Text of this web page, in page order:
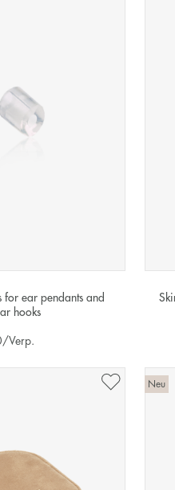
for ear pendants and
hooks
/Verp.
Neu